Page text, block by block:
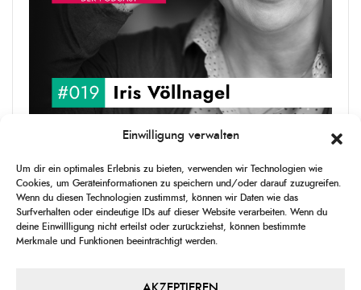
Einwilligung verwalten
Um dir ein optimales Erlebnis zu bieten, verwenden wir Technologien wie
Cookies, um Geräteinformationen zu speichern und/oder darauf zuzugreifen.
Wenn du diesen Technologien zustimmst, können wir Daten wie das
Surfverhalten oder eindeutige IDs auf dieser Website verarbeiten. Wenn du
deine Einwillligung nicht erteilst oder zurückziehst, können bestimmte
Merkmale und Funktionen beeinträchtigt werden.
Iris Völlnagel hat schon auf unterschiedlichen Kontinenten gelebt
und gearbeitet, spricht mehrere Sprachen und berichtet
leidenschaftlich gerne über das, was sie erlebt – als Journalistin,
[...]